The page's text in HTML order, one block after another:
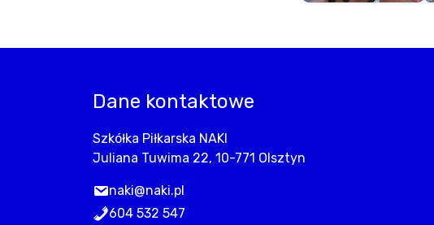
Dane kontaktowe
Szkółka Piłkarska NAKI
Juliana Tuwima 22, 10-771 Olsztyn
naki@naki.pl
604 532 547